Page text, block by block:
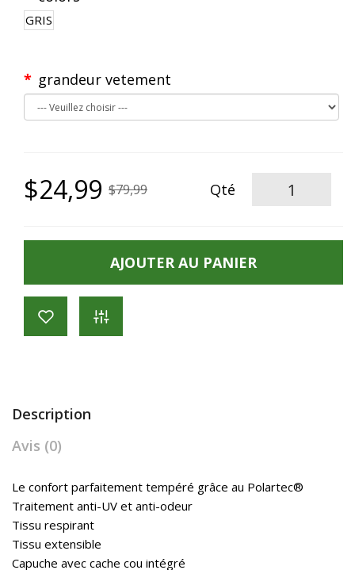
GRIS
grandeur vetement
$24,99 $79,99 Qté
AJOUTER AU PANIER
Description
Avis (0)
Le confort parfaitement tempéré grâce au Polartec®
Traitement anti-UV et anti-odeur
Tissu respirant
Tissu extensible
Capuche avec cache cou intégré